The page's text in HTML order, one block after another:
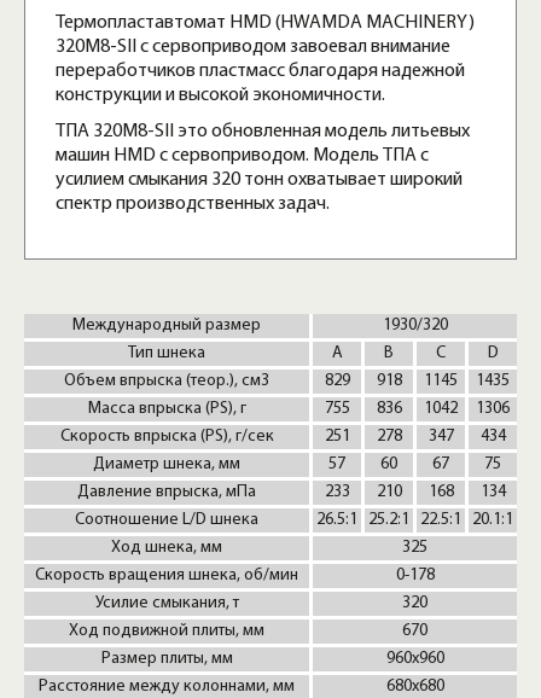
Термопластавтомат HMD (HWAMDA MACHINERY)
320M8-SII с сервоприводом завоевал внимание
переработчиков пластмасс благодаря надежной
конструкции и высокой экономичности.
ТПА 320M8-SII это обновленная модель литьевых
машин HMD с сервоприводом. Модель ТПА с
усилием смыкания 320 тонн охватывает широкий
спектр производственных задач.
Международный размер
1930/320
Тип шнека
A В C
D
Объем впрыска (теор.), см3
829 918 1145
1435
Масса впрыска (PS), г
755 836 1042
1306
Скорость впрыска (PS), г/сек
251 278 347
434
Диаметр шнека, мм
57 60 67
75
Давление впрыска, мПа
233 210 168
134
Соотношение L/D шнека
26.5:1 25.2:1 22.5:1
20.1:1
Ход шнека, мм
325
Скорость вращения шнека, об/мин
0-178
Усилие смыкания, т
320
Ход подвижной плиты, мм
670
Размер плиты, мм
960x960
Расстояние между колоннами, мм
680x680